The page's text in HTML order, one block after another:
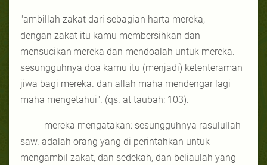
"ambillah zakat dari sebagian harta mereka,
dengan zakat itu kamu membersihkan dan
mensucikan mereka dan mendoalah untuk mereka.
sesungguhnya doa kamu itu (menjadi) ketenteraman
jiwa bagi mereka. dan allah maha mendengar lagi
maha mengetahui". (qs. at taubah: 103).
mereka mengatakan: sesungguhnya rasulullah
saw. adalah orang yang di perintahkan untuk
mengambil zakat, dan sedekah, dan beliaulah yang